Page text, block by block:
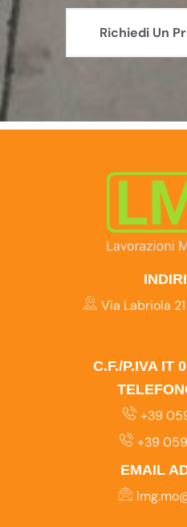
Richiedi Un
Via Labriola
C.F./P.IVA IT
+39
+39
EMAIL